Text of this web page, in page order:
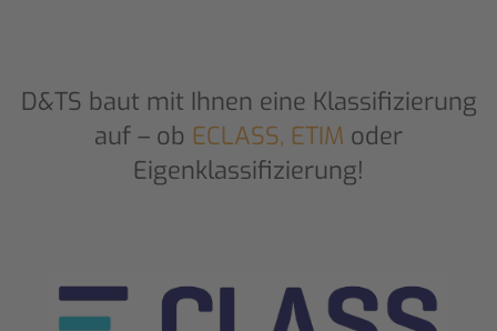
D&TS baut mit Ihnen eine Klassifizierung
auf – ob ECLASS, ETIM oder
Eigenklassifizierung!